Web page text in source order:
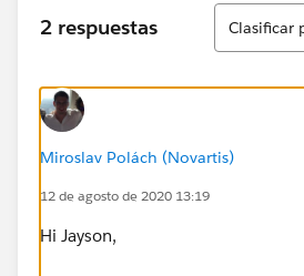
2 respuestas
Ordenar
Clasificar
Miroslav Polách (Novartis)
12 de agosto de 2020 13:19
Hi Jayson,